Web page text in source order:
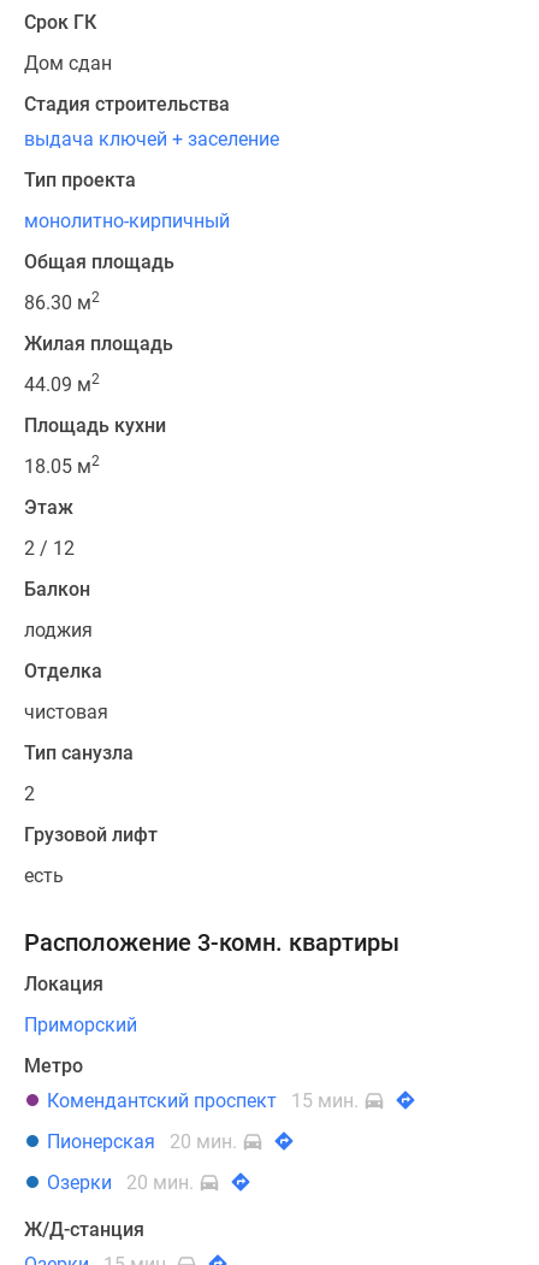
Срок ГК
Дом сдан
Стадия строительства
выдача ключей + заселение
Тип проекта
монолитно-кирпичный
Общая площадь
86.30 м2
Жилая площадь
44.09 м2
Площадь кухни
18.05 м2
Этаж
2 / 12
Балкон
лоджия
Отделка
чистовая
Тип санузла
2
Грузовой лифт
есть
Расположение 3-комн. квартиры
Локация
Приморский
Метро
Комендантский проспект
15 мин.
Пионерская
20 мин.
Озерки
20 мин.
Ж/Д-станция